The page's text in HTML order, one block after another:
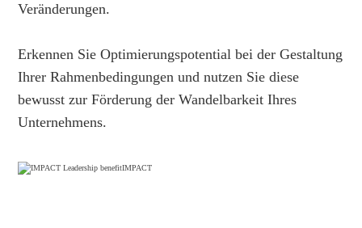
Veränderungen.
Erkennen Sie Optimierungspotential bei der Gestaltung
Ihrer Rahmenbedingungen und nutzen Sie diese
bewusst zur Förderung der Wandelbarkeit Ihres
Unternehmens.